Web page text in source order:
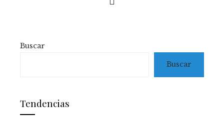
Buscar
Buscar
Tendencias